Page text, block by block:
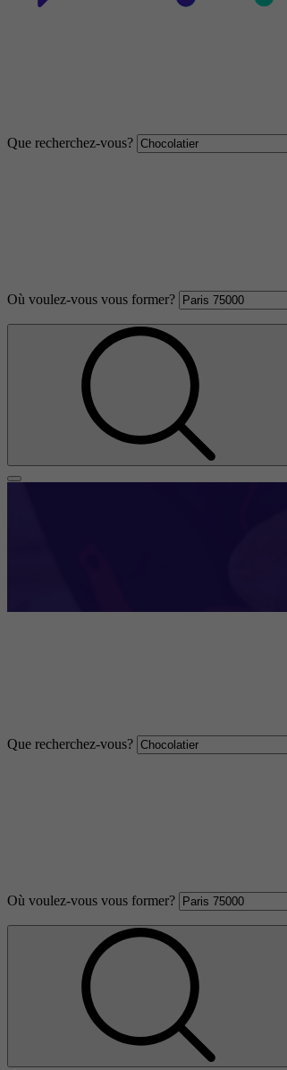
Que recherchez-vous?
Où voulez-vous vous former?
Que recherchez-vous?
Où voulez-vous vous former?